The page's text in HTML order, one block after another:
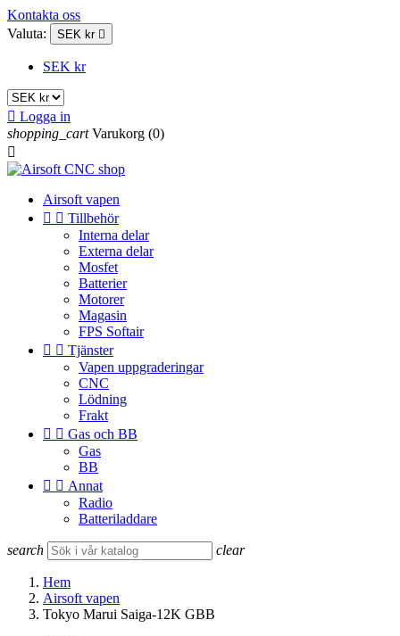
Kontakta oss
Valuta:
SEK kr 
SEK kr
 Logga in
shopping_cart Varukorg (0)

Airsoft vapen
  Tillbehör
Interna delar
Externa delar
Mosfet
Batterier
Motorer
Magasin
FPS Softair
  Tjänster
Vapen uppgraderingar
CNC
Lödning
Frakt
  Gas och BB
Gas
BB
  Annat
Radio
Batteriladdare
search clear
Hem
Airsoft vapen
Tokyo Marui Saiga-12K GBB